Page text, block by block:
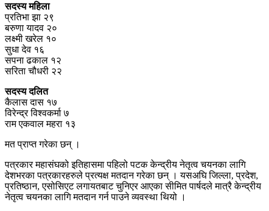
सदस्य महिला
प्रतिभा झा २९
बरुणा यादव २०
लक्ष्मी खरेल १०
सुधा देव १६
सपना ढकाल १२
सरिता चौधरी २२
सदस्य दलित
कैलास दास १७
विरेन्द्र विश्वकर्मा ७
राम एकवाल महरा १३
मत प्राप्त गरेका छन् ।
पत्रकार महासंघको इतिहासमा पहिलो पटक केन्द्रीय नेतृत्व चयनका लागि
देशभरका पत्रकारहरुले प्रत्यक्ष मतदान गरेका छन् । यसअघि जिल्ला, प्रदेश,
प्रतिष्ठान, एसोसिएट लगायतबाट चुनिएर आएका सीमित पार्षदले मात्रै केन्द्रीय
नेतृत्व चयनका लागि मतदान गर्न पाउने व्यवस्था थियो ।